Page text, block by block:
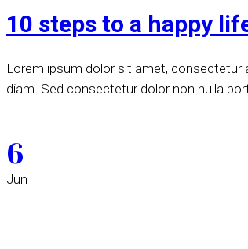
10 steps to a happy
Lorem ipsum dolor sit amet, consectetur
diam. Sed consectetur dolor non nulla
6
Jun